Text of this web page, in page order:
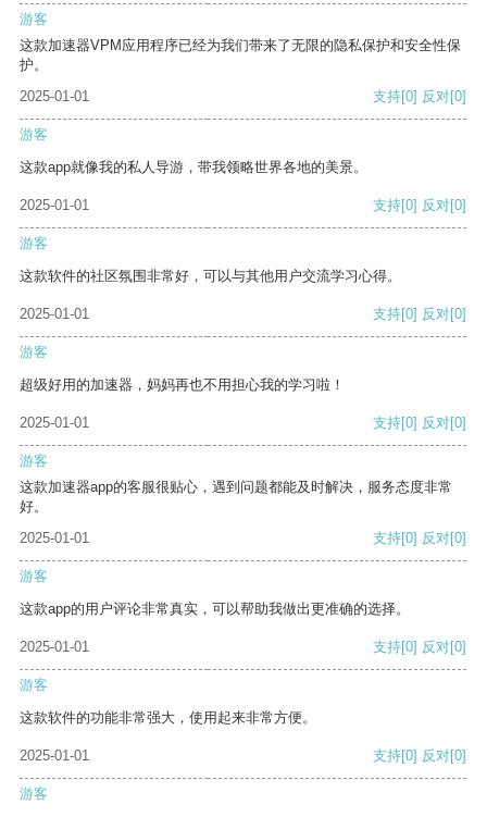
游客
这款加速器VPM应用程序已经为我们带来了无限的隐私保护和安全性保
护。
2025-01-01
支持[0] 反对[0]
游客
这款app就像我的私人导游，带我领略世界各地的美景。
2025-01-01 支持[0] 反对[0]
游客
这款软件的社区氛围非常好，可以与其他用户交流学习心得。
2025-01-01 支持[0] 反对[0]
游客
超级好用的加速器，妈妈再也不用担心我的学习啦！
2025-01-01 支持[0] 反对[0]
游客
这款加速器app的客服很贴心，遇到问题都能及时解决，服务态度非常
好。
2025-01-01
支持[0] 反对[0]
游客
这款app的用户评论非常真实，可以帮助我做出更准确的选择。
2025-01-01 支持[0] 反对[0]
游客
这款软件的功能非常强大，使用起来非常方便。
2025-01-01 支持[0] 反对[0]
游客